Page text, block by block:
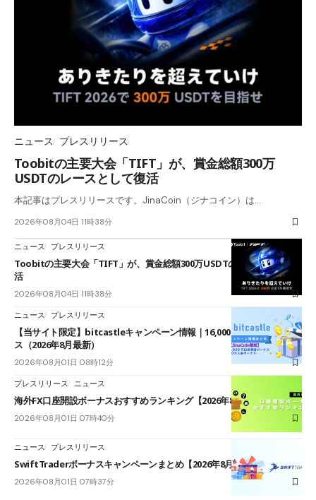
ニュース プレスリリース
Toobitの主要大会「TIFT」が、賞金総額300万
USDTのレースとして復活
本記事はプレスリリースです。JinaCoin（ジナコイン）は…
2026年08月04日 11時38分
ニュース プレスリリース
Toobitの主要大会「TIFT」が、賞金総額300万USDTのレースとして復
活
2026年08月04日 11時38分
ニュース プレスリリース
【当サイト限定】bitcastleキャンペーン情報｜16,000円口座開設ボーナ
ス（2026年8月最新）
2026年08月01日 08時12分
プレスリリース ニュース
海外FX口座開設ボーナスおすすめランキング【2026年8月最新】
2026年08月01日 07時40分
ニュース プレスリリース
SwiftTraderボーナスキャンペーンまとめ【2026年8月最新】
2026年08月01日 07時37分